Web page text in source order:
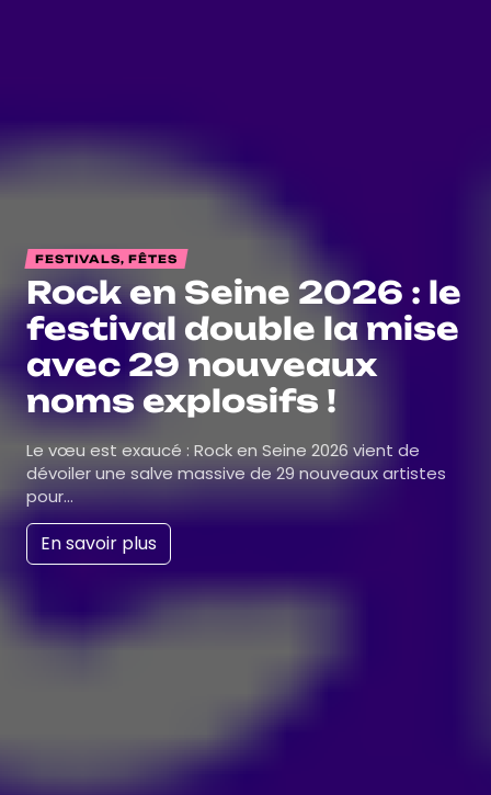
FESTIVALS, FÊTES
Rock en Seine 2026 : le
festival double la mise
avec 29 nouveaux
noms explosifs !
Le vœu est exaucé : Rock en Seine 2026 vient de
dévoiler une salve massive de 29 nouveaux artistes
pour…
En savoir plus